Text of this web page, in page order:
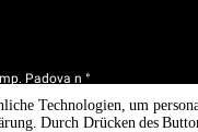
Padova n °
Technologien, um
Durch Drücken des